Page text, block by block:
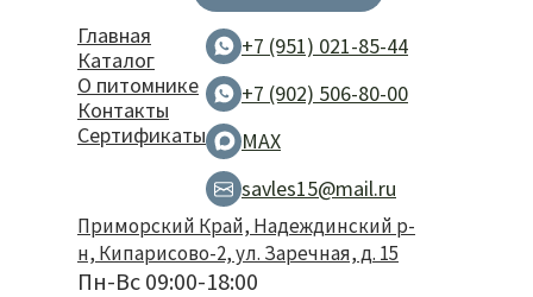
Главная
Каталог
О питомнике
Контакты
Сертификаты
+7 (951) 021-85-44
+7 (902) 506-80-00
MAX
savles15@mail.ru
Приморский Край, Надеждинский р-
н, Кипарисово-2, ул. Заречная, д. 15
Пн-Вс 09:00-18:00